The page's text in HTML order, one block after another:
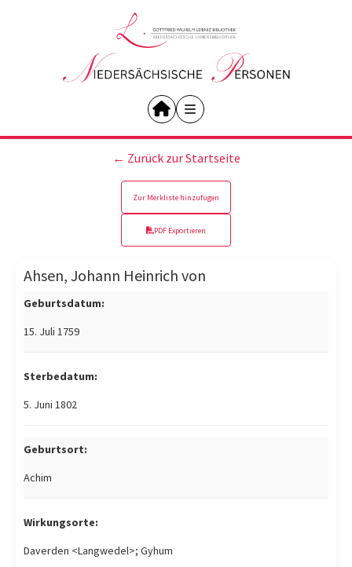
← Zurück zur Startseite
Zur Merkliste hinzufügen
PDF Exportieren
Ahsen, Johann Heinrich von
Geburtsdatum:
15. Juli 1759
Sterbedatum:
5. Juni 1802
Geburtsort:
Achim
Wirkungsorte:
Daverden <Langwedel>; Gyhum